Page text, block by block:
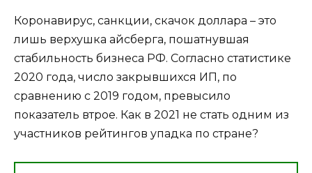
Коронавирус, санкции, скачок доллара – это
лишь верхушка айсберга, пошатнувшая
стабильность бизнеса РФ. Согласно статистике
2020 года, число закрывшихся ИП, по
сравнению с 2019 годом, превысило
показатель втрое. Как в 2021 не стать одним из
участников рейтингов упадка по стране?